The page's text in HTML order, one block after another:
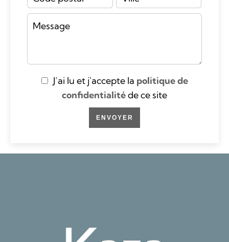
J’ai lu et j'accepte la politique de
confidentialitéde ce site
ENVOYER